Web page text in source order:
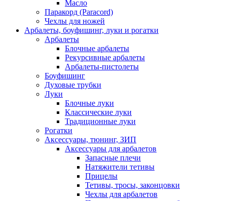
Масло
Паракорд (Paracord)
Чехлы для ножей
Арбалеты, боуфишинг, луки и рогатки
Арбалеты
Блочные арбалеты
Рекурсивные арбалеты
Арбалеты-пистолеты
Боуфишинг
Духовые трубки
Луки
Блочные луки
Классические луки
Традиционные луки
Рогатки
Аксессуары, тюнинг, ЗИП
Аксессуары для арбалетов
Запасные плечи
Натяжители тетивы
Прицелы
Тетивы, тросы, законцовки
Чехлы для арбалетов